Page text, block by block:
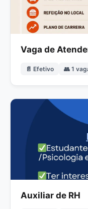
Vaga de
📄 Efetivo 👥 1
Auxiliar de RH